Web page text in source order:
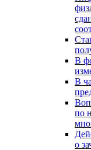
В
В
по
о